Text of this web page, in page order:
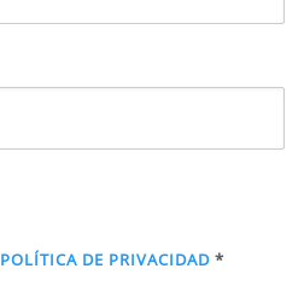
POLÍTICA DE PRIVACIDAD *